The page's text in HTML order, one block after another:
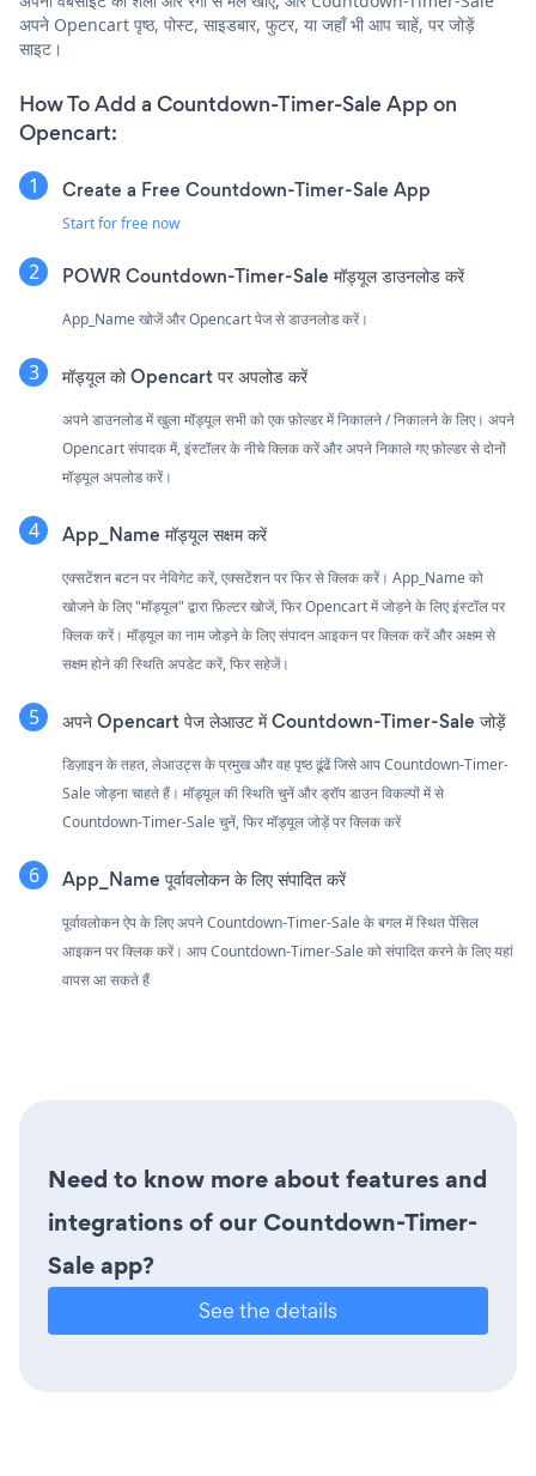
अपने Opencart पृष्ठ, पोस्ट, साइडबार, फुटर, या जहाँ भी आप चाहें, पर जोड़ें
साइट।
How To Add a Countdown-Timer-Sale App on
Opencart:
Create a Free Countdown-Timer-Sale App
Start for free now
POWR Countdown-Timer-Sale मॉड्यूल डाउनलोड करें
App_Name खोजें और Opencart पेज से डाउनलोड करें।
मॉड्यूल को Opencart पर अपलोड करें
अपने डाउनलोड में खुला मॉड्यूल सभी को एक फ़ोल्डर में निकालने / निकालने के लिए। अपने
Opencart संपादक में, इंस्टॉलर के नीचे क्लिक करें और अपने निकाले गए फ़ोल्डर से दोनों
मॉड्यूल अपलोड करें।
App_Name मॉड्यूल सक्षम करें
एक्सटेंशन बटन पर नेविगेट करें, एक्सटेंशन पर फिर से क्लिक करें। App_Name को
खोजने के लिए "मॉड्यूल" द्वारा फ़िल्टर खोजें, फिर Opencart में जोड़ने के लिए इंस्टॉल पर
क्लिक करें। मॉड्यूल का नाम जोड़ने के लिए संपादन आइकन पर क्लिक करें और अक्षम से
सक्षम होने की स्थिति अपडेट करें, फिर सहेजें।
अपने Opencart पेज लेआउट में Countdown-Timer-Sale जोड़ें
डिज़ाइन के तहत, लेआउट्स के प्रमुख और वह पृष्ठ ढूंढें जिसे आप Countdown-Timer-
Sale जोड़ना चाहते हैं। मॉड्यूल की स्थिति चुनें और ड्रॉप डाउन विकल्पों में से
Countdown-Timer-Sale चुनें, फिर मॉड्यूल जोड़ें पर क्लिक करें
App_Name पूर्वावलोकन के लिए संपादित करें
पूर्वावलोकन ऐप के लिए अपने Countdown-Timer-Sale के बगल में स्थित पेंसिल
आइकन पर क्लिक करें। आप Countdown-Timer-Sale को संपादित करने के लिए यहां
वापस आ सकते हैं
Need to know more about features and
integrations of our Countdown-Timer-
Sale app?
See the details